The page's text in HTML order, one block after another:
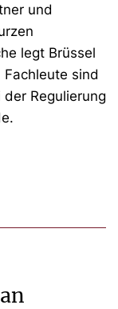
und
legt Brüssel
sind
Regulierung